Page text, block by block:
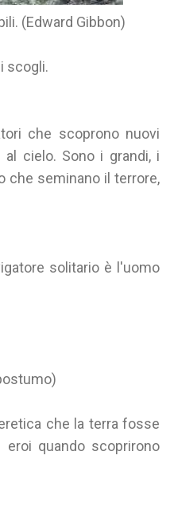
(Edward Gibbon)
scogli.
che scoprono nuovi
cielo. Sono i grandi, i
che seminano il terrore,
solitario è l'uomo
che la terra fosse
quando scoprirono